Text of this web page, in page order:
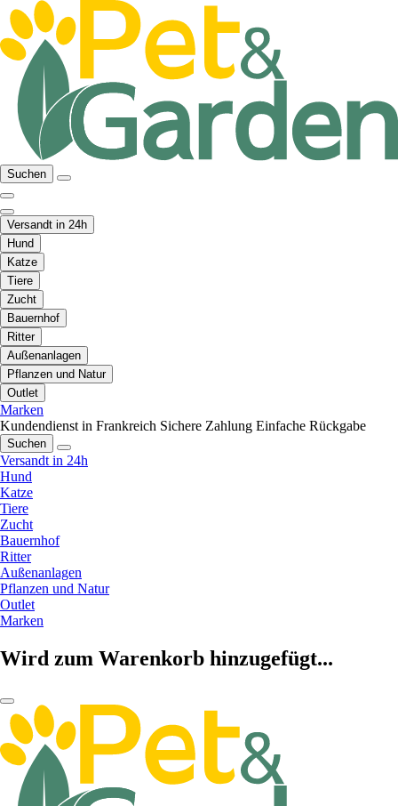
Suchen
Versandt in 24h
Hund
Katze
Tiere
Zucht
Bauernhof
Ritter
Außenanlagen
Pflanzen und Natur
Outlet
Marken
Kundendienst in Frankreich Sichere Zahlung Einfache Rückgabe
Suchen
Versandt in 24h
Hund
Katze
Tiere
Zucht
Bauernhof
Ritter
Außenanlagen
Pflanzen und Natur
Outlet
Marken
Wird zum Warenkorb hinzugefügt...